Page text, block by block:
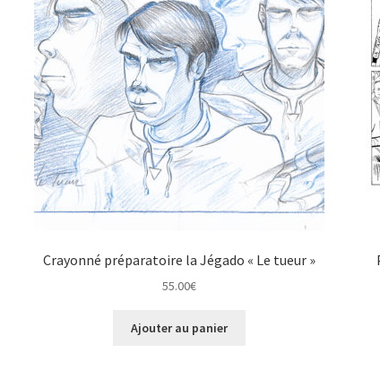
Crayonné préparatoire la Jégado « Le tueur »
55.00€
Ajouter au panier